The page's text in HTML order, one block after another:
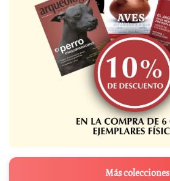
Más colecciones